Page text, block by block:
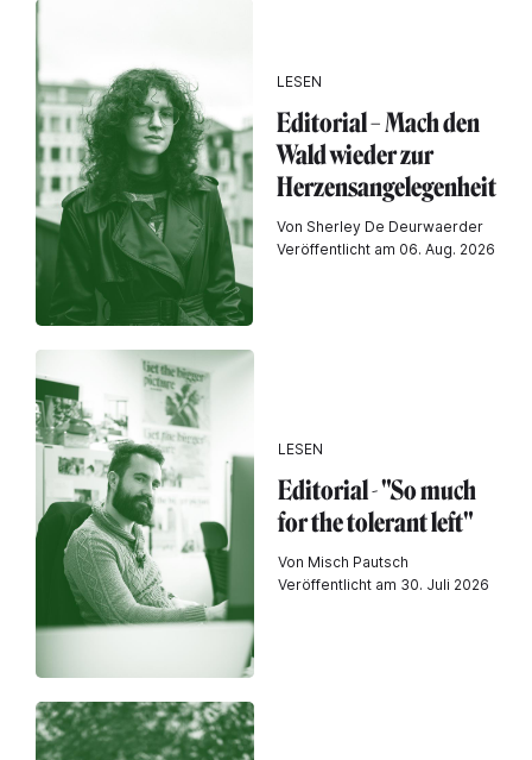
LESEN
Editorial – Mach den
Wald wieder zur
Herzensangelegenheit
Von Sherley De Deurwaerder
Veröffentlicht am 06. Aug. 2026
LESEN
Editorial - "So much
for the tolerant left"
Von Misch Pautsch
Veröffentlicht am 30. Juli 2026